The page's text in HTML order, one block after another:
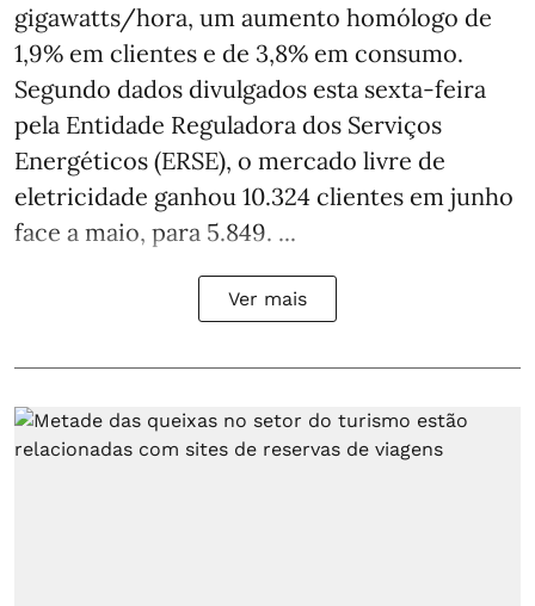
gigawatts/hora, um aumento homólogo de
1,9% em clientes e de 3,8% em consumo.
Segundo dados divulgados esta sexta-feira
pela Entidade Reguladora dos Serviços
Energéticos (ERSE), o mercado livre de
eletricidade ganhou 10.324 clientes em junho
face a maio, para 5.849. ...
Ver mais